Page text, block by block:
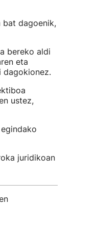
bat dagoenik,
bereko aldi
eta
dagokionez.
ustez,
juridikoan